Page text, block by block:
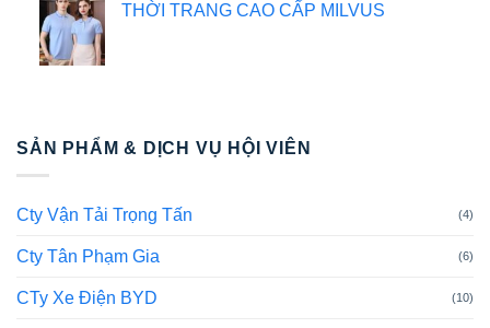
THỜI TRANG CAO CẤP MILVUS
SẢN PHẨM & DỊCH VỤ HỘI VIÊN
Cty Vận Tải Trọng Tấn (4)
Cty Tân Phạm Gia (6)
CTy Xe Điện BYD (10)